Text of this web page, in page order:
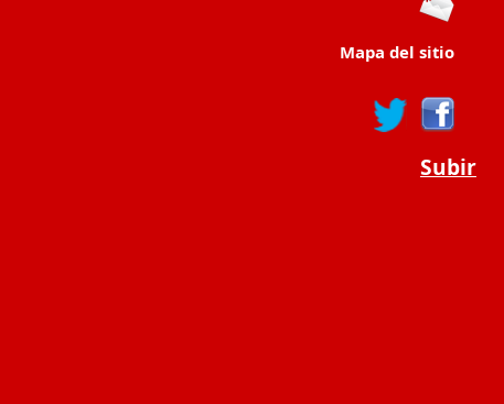
Mapa del sitio
Subir